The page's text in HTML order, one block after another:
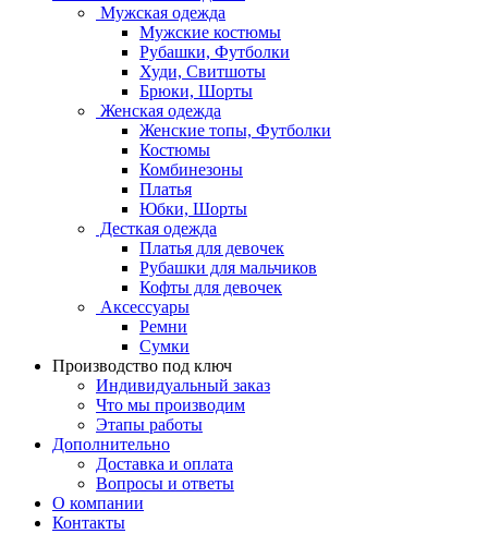
Мужская одежда
Мужские костюмы
Рубашки, Футболки
Худи, Свитшоты
Брюки, Шорты
Женская одежда
Женские топы, Футболки
Костюмы
Комбинезоны
Платья
Юбки, Шорты
Десткая одежда
Платья для девочек
Рубашки для мальчиков
Кофты для девочек
Аксессуары
Ремни
Сумки
Производство под ключ
Индивидуальный заказ
Что мы производим
Этапы работы
Дополнительно
Доставка и оплата
Вопросы и ответы
О компании
Контакты